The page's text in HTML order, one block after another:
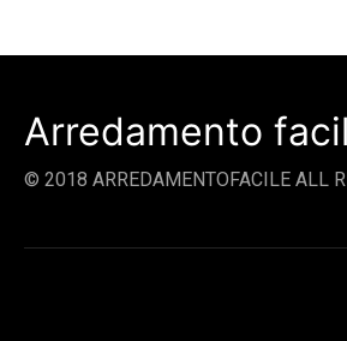
Arredamento
© 2018 ARREDAMENTOFACILE ALL